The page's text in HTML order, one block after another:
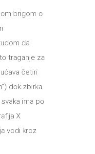
brigom o
da
traganje za
četiri
dok zbirka
ima po
X
vodi kroz